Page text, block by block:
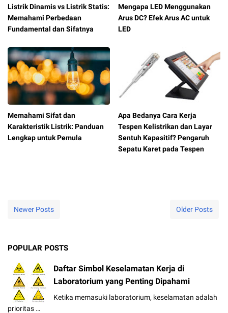
Listrik Dinamis vs Listrik Statis:
Memahami Perbedaan
Fundamental dan Sifatnya
Mengapa LED Menggunakan
Arus DC? Efek Arus AC untuk
LED
Memahami Sifat dan
Karakteristik Listrik: Panduan
Lengkap untuk Pemula
Apa Bedanya Cara Kerja
Tespen Kelistrikan dan Layar
Sentuh Kapasitif? Pengaruh
Sepatu Karet pada Tespen
Newer Posts Older Posts
POPULAR POSTS
Daftar Simbol Keselamatan Kerja di
Laboratorium yang Penting Dipahami
Ketika memasuki laboratorium, keselamatan adalah
prioritas …